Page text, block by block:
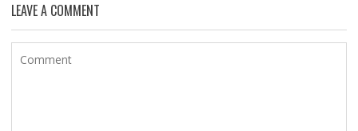
LEAVE A COMMENT